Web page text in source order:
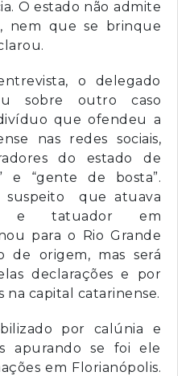
O estado não admite
nem que se brinque
o delegado
sobre outro caso
que ofendeu a
nas redes sociais,
do estado de
e “gente de bosta”.
suspeito que atuava
e tatuador em
para o Rio Grande
de origem, mas será
declarações e por
na capital catarinense.
por calúnia e
apurando se foi ele
em Florianópolis.